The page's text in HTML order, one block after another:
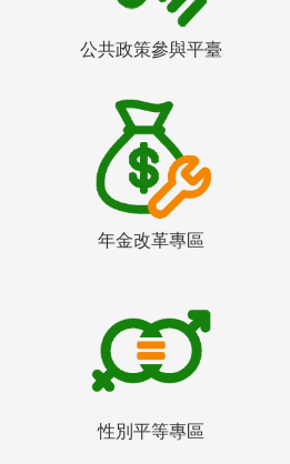
公共政策參與平臺
年金改革專區
性別平等專區